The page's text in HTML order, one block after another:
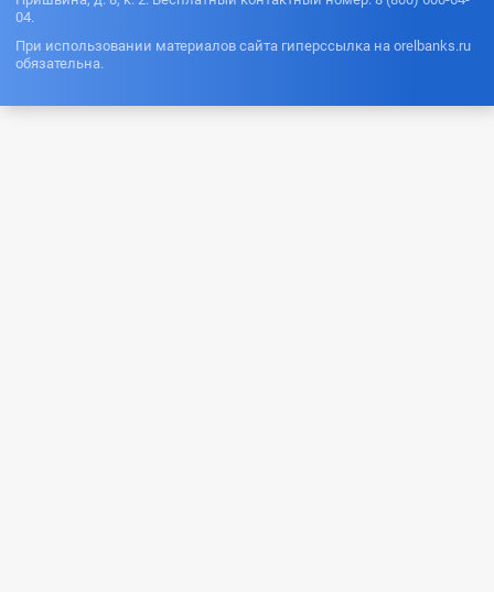
04.
При использовании материалов сайта гиперссылка на orelbanks.ru
обязательна.